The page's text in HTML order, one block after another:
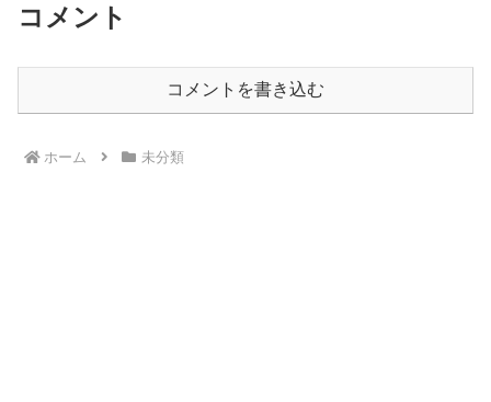
コメント
コメントを書き込む
ホーム 未分類